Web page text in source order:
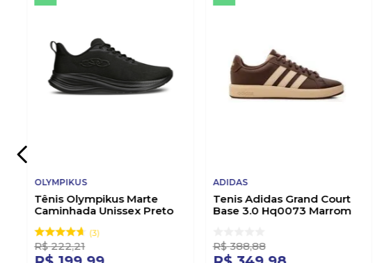
OLYMPIKUS
Tênis Olympikus Marte
Caminhada Unissex Preto
3
R$ 222,21
ADIDAS
Tenis Adidas Grand Court
Base 3.0 Hq0073 Marrom
R$ 388,88